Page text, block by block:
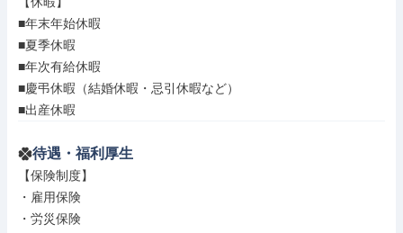
■年末年始休暇
■夏季休暇
■年次有給休暇
■慶弔休暇（結婚休暇・忌引休暇など）
■出産休暇
待遇・福利厚生
【保険制度】
・雇用保険
・労災保険